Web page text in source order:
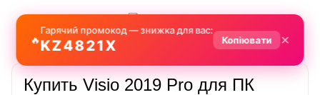
Купить Visio 2019 Pro для ПК
🔥
Гарячий промокод — знижка для вас:
KZ4821X Копіювати ✕